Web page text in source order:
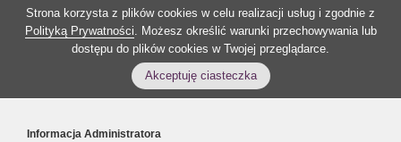
Strona korzysta z plików cookies w celu realizacji usług i zgodnie z
Polityką Prywatności. Możesz określić warunki przechowywania lub
dostępu do plików cookies w Twojej przeglądarce.
Akceptuję ciasteczka
Informacja Administratora